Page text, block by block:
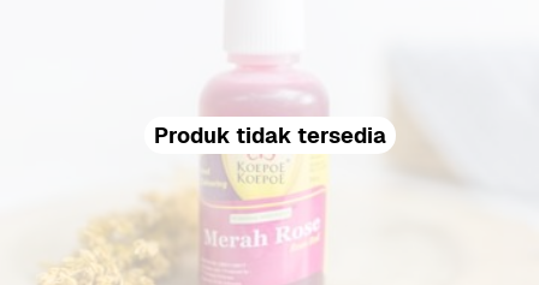
Produk tidak tersedia